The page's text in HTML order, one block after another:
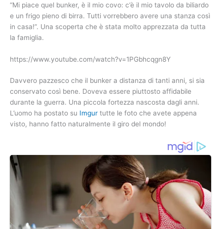
“Mi piace quel bunker, è il mio covo: c’è il mio tavolo da biliardo
e un frigo pieno di birra. Tutti vorrebbero avere una stanza così
in casa!”. Una scoperta che è stata molto apprezzata da tutta
la famiglia.
https://www.youtube.com/watch?v=1PGbhcqgn8Y
Davvero pazzesco che il bunker a distanza di tanti anni, si sia
conservato così bene. Doveva essere piuttosto affidabile
durante la guerra. Una piccola fortezza nascosta dagli anni.
L’uomo ha postato su Imgur tutte le foto che avete appena
visto, hanno fatto naturalmente il giro del mondo!